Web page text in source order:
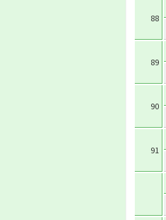
88
89
90
91